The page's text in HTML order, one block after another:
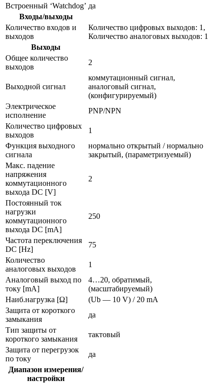
Встроенный ‘Watchdog’ да
Входы/выходы
Количество входов и
выходов
Количество цифровых выходов: 1,
Количество аналоговых выходов: 1
Выходы
Общее количество
выходов
2
Выходной сигнал
коммутационный сигнал,
аналоговый сигнал,
(конфигурируемый)
Электрическое
исполнение
PNP/NPN
Количество цифровых
выходов
1
Функция выходного
сигнала
нормально открытый / нормально
закрытый, (параметризуемый)
Макс. падение
напряжения
коммутационного
выхода DC [V]
2
Постоянный ток
нагрузки
коммутационного
выхода DC [mA]
250
Частота переключения
DC [Hz]
75
Количество
аналоговых выходов
1
Аналоговый выход по
току [mA]
4…20, обратимый,
(масштабируемый)
Наиб.нагрузка [Ω]
(Ub — 10 V) / 20 mA
Защита от короткого
замыкания
да
Тип защиты от
короткого замыкания
тактовый
Защита от перегрузок
по току
да
Диапазон измерения/
настройки